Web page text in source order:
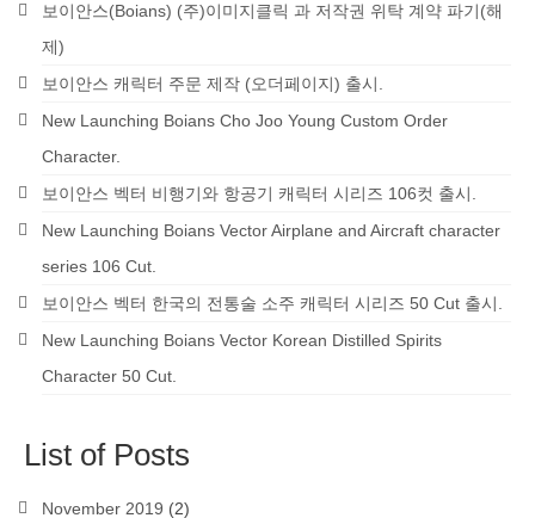
보이안스(Boians) (주)이미지클릭 과 저작권 위탁 계약 파기(해
제)
보이안스 캐릭터 주문 제작 (오더페이지) 출시.
New Launching Boians Cho Joo Young Custom Order
Character.
보이안스 벡터 비행기와 항공기 캐릭터 시리즈 106컷 출시.
New Launching Boians Vector Airplane and Aircraft character
series 106 Cut.
보이안스 벡터 한국의 전통술 소주 캐릭터 시리즈 50 Cut 출시.
New Launching Boians Vector Korean Distilled Spirits
Character 50 Cut.
List of Posts
November 2019 (2)